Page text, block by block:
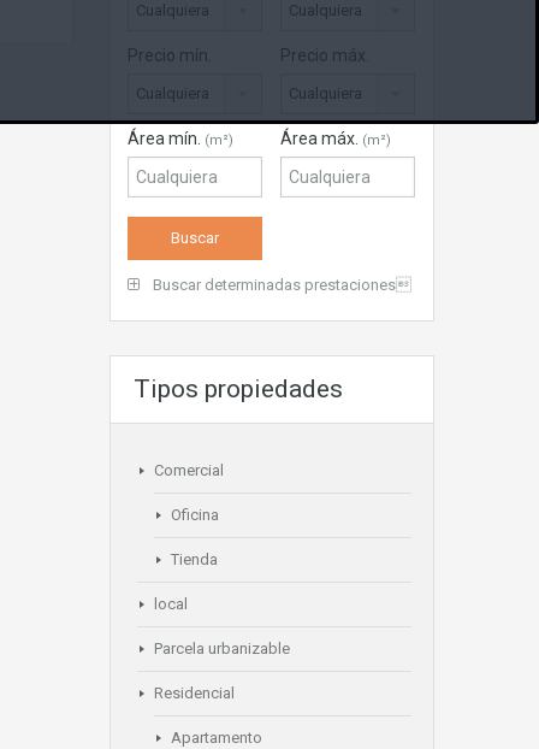
Cualquiera Cualquiera
Precio mín.
Cualquiera
Precio máx.
Cualquiera
Área mín. (m²) Área máx. (m²)
Buscar determinadas prestaciones
Tipos propiedades
Comercial
Oficina
Tienda
local
Parcela urbanizable
Residencial
Apartamento